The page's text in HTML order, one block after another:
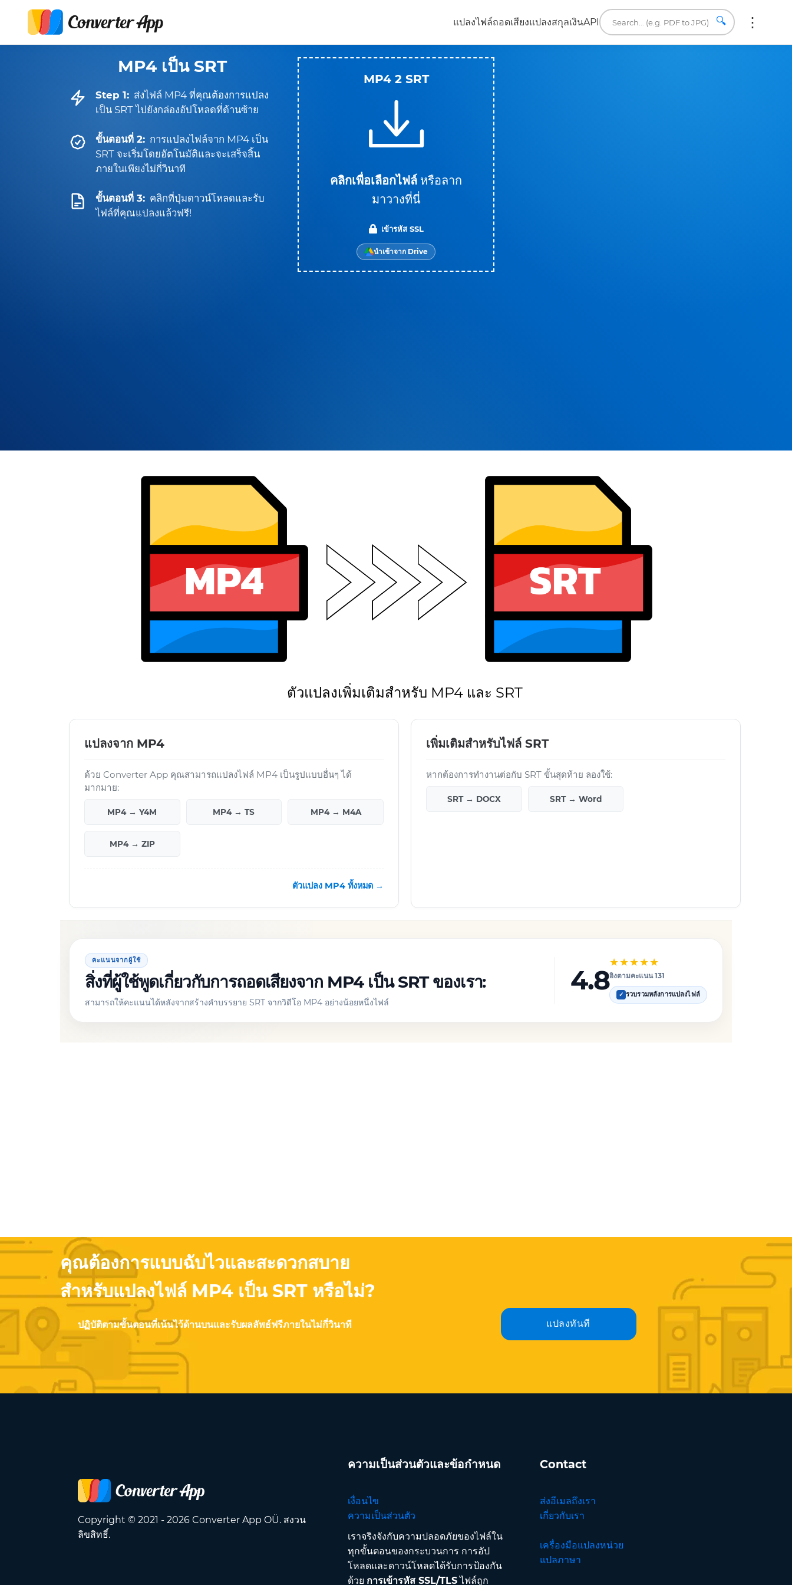
แปลงไฟล์ถอดเสียงแปลงสกุลเงินAPI 🔍
MP4 เป็น SRT
Step 1: ส่งไฟล์ MP4 ที่คุณต้องการแปลง
เป็น SRT ไปยังกล่องอัปโหลดที่ด้านซ้าย
ขั้นตอนที่ 2: การแปลงไฟล์จาก MP4 เป็น
SRT จะเริ่มโดยอัตโนมัติและจะเสร็จสิ้น
ภายในเพียงไม่กี่วินาที
ขั้นตอนที่ 3: คลิกที่ปุ่มดาวน์โหลดและรับ
ไฟล์ที่คุณแปลงแล้วฟรี!
MP4 2 SRT
คลิกเพื่อเลือกไฟล์ หรือลาก
มาวางที่นี่
เข้ารหัส SSL
นำเข้าจาก Drive
ตัวแปลงเพิ่มเติมสำหรับ MP4 และ SRT
แปลงจาก MP4
ด้วย Converter App คุณสามารถแปลงไฟล์ MP4 เป็นรูปแบบอื่นๆ ได้
มากมาย:
MP4 → Y4M MP4 → TS MP4 → M4A
MP4 → ZIP
ตัวแปลง MP4 ทั้งหมด →
เพิ่มเติมสำหรับไฟล์ SRT
หากต้องการทำงานต่อกับ SRT ขั้นสุดท้าย ลองใช้:
SRT → DOCX SRT → Word
คะแนนจากผู้ใช้
สิ่งที่ผู้ใช้พูดเกี่ยวกับการถอดเสียงจาก MP4 เป็น SRT ของเรา:
สามารถให้คะแนนได้หลังจากสร้างคำบรรยาย SRT จากวิดีโอ MP4 อย่างน้อยหนึ่งไฟล์
4.8
★★★★★
อิงตามคะแนน 131
✓ รวบรวมหลังการแปลงไฟล์
คุณต้องการแบบฉับไวและสะดวกสบาย
สำหรับแปลงไฟล์ MP4 เป็น SRT หรือไม่?
ปฏิบัติตามขั้นตอนที่เน้นไว้ด้านบนและรับผลลัพธ์ฟรีภายในไม่กี่วินาที แปลงทันที
Copyright © 2021 - 2026 Converter App OÜ. สงวน
ลิขสิทธิ์.
ความเป็นส่วนตัวและข้อกำหนด
เงื่อนไข
ความเป็นส่วนตัว
เราจริงจังกับความปลอดภัยของไฟล์ใน
ทุกขั้นตอนของกระบวนการ การอัป
โหลดและดาวน์โหลดได้รับการป้องกัน
ด้วย การเข้ารหัส SSL/TLSไฟล์ถูก
Contact
ส่งอีเมลถึงเรา
เกี่ยวกับเรา
เครื่องมือแปลงหน่วย
แปลภาษา